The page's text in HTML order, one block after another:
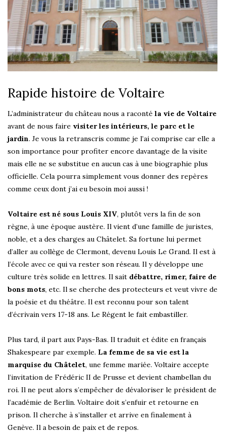
Rapide histoire de Voltaire
L’administrateur du château nous a raconté la vie de Voltaire
avant de nous faire visiter les intérieurs, le parc et le
jardin. Je vous la retranscris comme je l’ai comprise car elle a
son importance pour profiter encore davantage de la visite
mais elle ne se substitue en aucun cas à une biographie plus
officielle. Cela pourra simplement vous donner des repères
comme ceux dont j’ai eu besoin moi aussi !
Voltaire est né sous Louis XIV, plutôt vers la fin de son
règne, à une époque austère. Il vient d’une famille de juristes,
noble, et a des charges au Châtelet. Sa fortune lui permet
d’aller au collège de Clermont, devenu Louis Le Grand. Il est à
l’école avec ce qui va rester son réseau. Il y développe une
culture très solide en lettres. Il sait débattre, rimer, faire de
bons mots, etc. Il se cherche des protecteurs et veut vivre de
la poésie et du théâtre. Il est reconnu pour son talent
d’écrivain vers 17-18 ans. Le Régent le fait embastiller.
Plus tard, il part aux Pays-Bas. Il traduit et édite en français
Shakespeare par exemple. La femme de sa vie est la
marquise du Châtelet, une femme mariée. Voltaire accepte
l’invitation de Frédéric II de Prusse et devient chambellan du
roi. Il ne peut alors s’empêcher de dévaloriser le président de
l’académie de Berlin. Voltaire doit s’enfuir et retourne en
prison. Il cherche à s’installer et arrive en finalement à
Genève. Il a besoin de paix et de repos.